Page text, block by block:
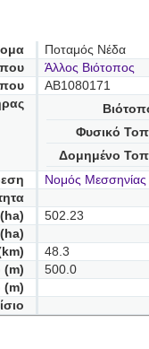
Ποταμός Νέδα
Άλλος Βιότοπος
AB1080171
Φυσικό
Δομημένο
Νομός Μεσσηνίας
502.23
48.3
(m)
500.0
(m)